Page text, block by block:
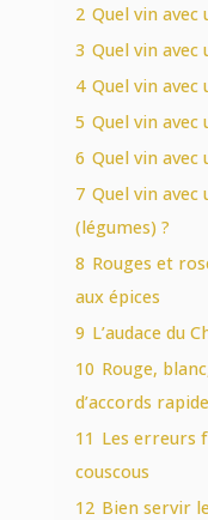
2 Quel vin avec
3 Quel vin avec
4 Quel vin avec
5 Quel vin avec
6 Quel vin avec
7 Quel vin avec
(légumes) ?
8 Rouges et
aux épices
9 L’audace du
10 Rouge,
d’accords
11 Les erreurs
couscous
12 Bien servir